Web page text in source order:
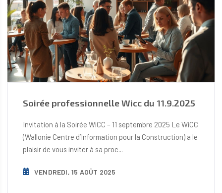
Soirée professionnelle Wicc du 11.9.2025
Invitation à la Soirée WiCC – 11 septembre 2025 Le WiCC
(Wallonie Centre d’Information pour la Construction) a le
plaisir de vous inviter à sa proc...
VENDREDI, 15 AOÛT 2025